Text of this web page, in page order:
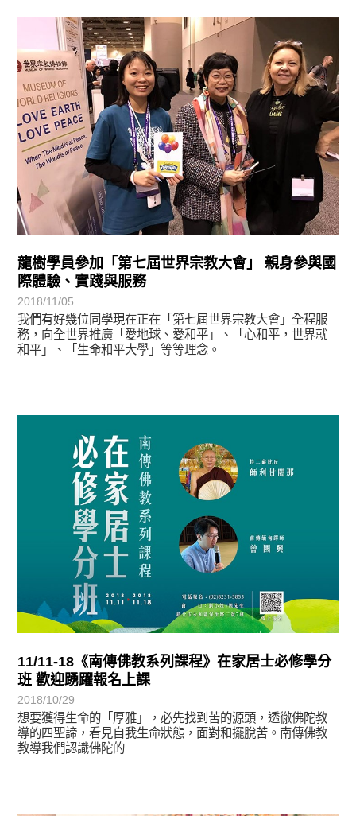
龍樹學員參加「第七屆世界宗教大會」 親身參與國
際體驗、實踐與服務
2018/11/05
我們有好幾位同學現在正在「第七屆世界宗教大會」全程服
務，向全世界推廣「愛地球、愛和平」、「心和平，世界就
和平」、「生命和平大學」等等理念。
11/11-18《南傳佛教系列課程》在家居士必修學分
班 歡迎踴躍報名上課
2018/10/29
想要獲得生命的「厚雅」，必先找到苦的源頭，透徹佛陀教
導的四聖諦，看見自我生命狀態，面對和擺脫苦。南傳佛教
教導我們認識佛陀的